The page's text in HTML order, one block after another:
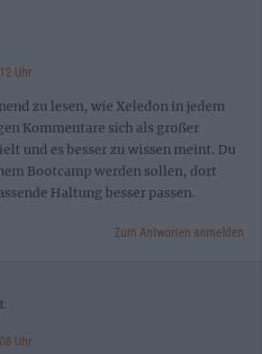
Uhr
zu lesen, wie Xeledon in jedem
Kommentare sich als großer
und es besser zu wissen meint. Du
Bootcamp werden sollen, dort
Haltung besser passen.
Zum Antworten anmelden
Uhr